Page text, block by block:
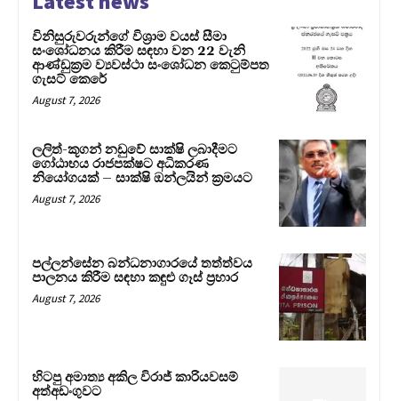
විනිසුරුවරුන්ගේ විශ්‍රාම වයස් සීමා
සංශෝධනය කිරීම සඳහා වන 22 වැනි
ආණ්ඩුක්‍රම ව්‍යවස්ථා සංශෝධන කෙටුම්පත
ගැසට් කෙරේ
August 7, 2026
ලලිත්-කූගන් නඩුවේ සාක්ෂි ලබාදීමට
ගෝඨාභය රාජපක්ෂට අධිකරණ
නියෝගයක් – සාක්ෂි ඔන්ලයින් ක්‍රමයට
August 7, 2026
පල්ලන්සේන බන්ධනාගාරයේ තත්ත්වය
පාලනය කිරීම සඳහා කඳුළු ගෑස් ප්‍රහාර
August 7, 2026
හිටපු අමාත්‍ය අකිල විරාජ් කාරියවසම්
අත්අඩංගුවට